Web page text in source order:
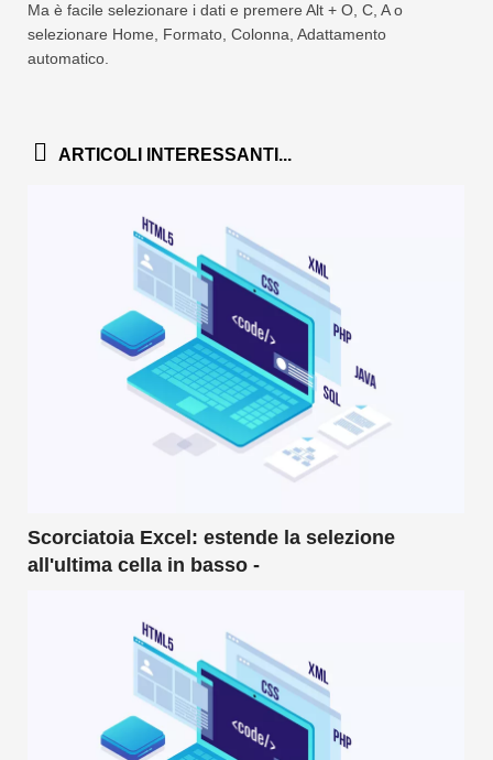
Ma è facile selezionare i dati e premere Alt + O, C, A o
selezionare Home, Formato, Colonna, Adattamento
automatico.
ARTICOLI INTERESSANTI...
Scorciatoia Excel: estende la selezione
all'ultima cella in basso -